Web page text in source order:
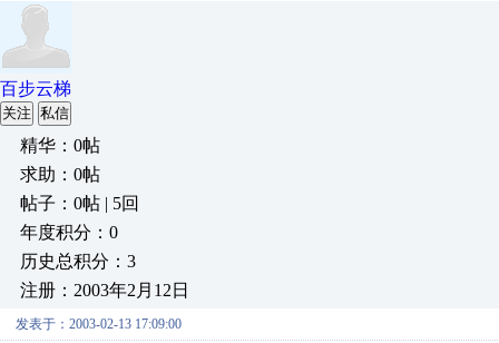
百步云梯
关注 私信
精华：0帖
求助：0帖
帖子：0帖 | 5回
年度积分：0
历史总积分：3
注册：2003年2月12日
发表于：2003-02-13 17:09:00